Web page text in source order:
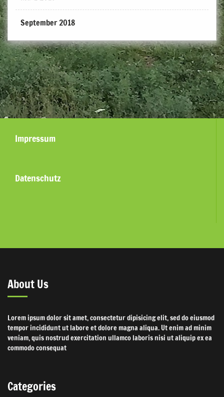
September 2018
Impressum
Datenschutz
About Us
Lorem ipsum dolor sit amet, consectetur dipisicing elit, sed do eiusmod
tempor incididunt ut labore et dolore magna aliqua. Ut enim ad minim
veniam, quis nostrud exercitation ullamco laboris nisi ut aliquip ex ea
commodo consequat
Categories